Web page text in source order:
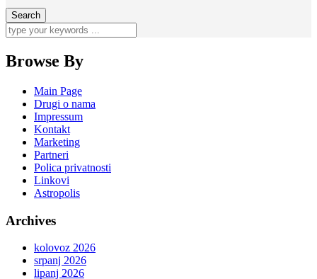
Browse By
Main Page
Drugi o nama
Impressum
Kontakt
Marketing
Partneri
Polica privatnosti
Linkovi
Astropolis
Archives
kolovoz 2026
srpanj 2026
lipanj 2026